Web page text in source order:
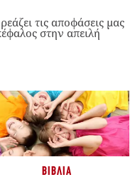
τις αποφάσεις μας
στην απειλή
ΒΙΒΛΊΑ